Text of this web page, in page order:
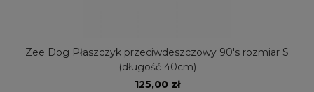
Zee Dog Płaszczyk przeciwdeszczowy 90's rozmiar S
(długość 40cm)
125,00 zł